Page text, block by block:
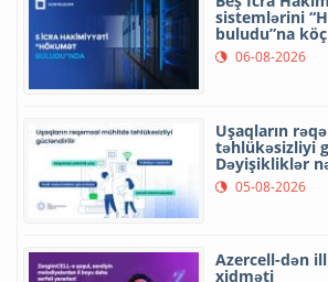
sistemlərini
buludu”na
06-08-2026
Uşaqların
təhlükəsizliyi
Dəyişikliklər
05-08-2026
Azercell-dən
xidməti